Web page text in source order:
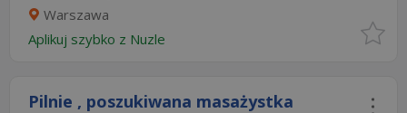
Warszawa
Aplikuj szybko z Nuzle
Pilnie , poszukiwana masażystka